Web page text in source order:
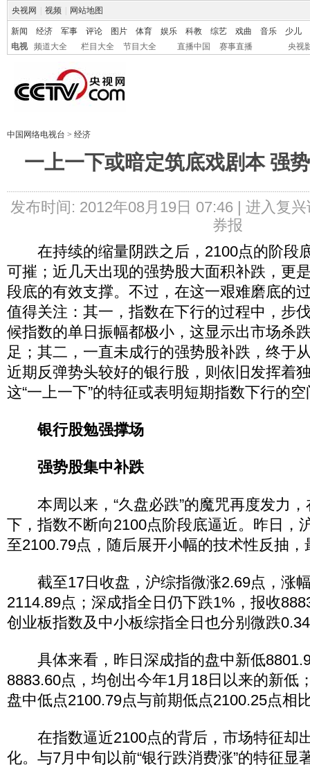
央视网 视频 网站地图
新闻 经济 军事 评论 图片 体育 娱乐 科教 综艺 戏曲 音乐
少儿
电视
频道大全 栏目大全 节目大全 直播中国 赛事直播 央视
中国网络电视台 > 经济
一上一下或暗定筑底戏剧本 强
发布时间: 2012年08月19日 07:46 | 进入复兴
券报
在持续的缩量阴跌之后，2100点的阶段
可摧；近几天出现的强势股大面积补跌，更
段底的有效支撑。不过，在这一艰难磨底的
值得关注：其一，指数在下行的过程中，步
候指数的单日振幅都极小，这显示出市场杀
足；其二，一直未成行的强势股补跌，终于
近期反弹势头较好的银行股，则依旧发挥着
这“一上一下”的特征或表明短期指数下行的
银行股勉强撑场
强势股集中补跌
本周以来，“久盘必跌”的魔咒再度发力，
下，指数不断向2100点阶段底逼近。昨日，
至2100.79点，随后展开小幅的技术性反抽
截至17日收盘，沪综指微涨2.69点，涨
2114.89点；深成指全日仍下跌1%，报收
创业板指数及中小板综指全日也分别微跌
具体来看，昨日深成指的盘中新低
8883.60点，均创出今年1月18日以来的新低
盘中低点2100.79点与前期低点2100.25点相
在指数逼近2100点的背后，市场特征却
化。与7月中旬以前“银行跌消费涨”的特征显